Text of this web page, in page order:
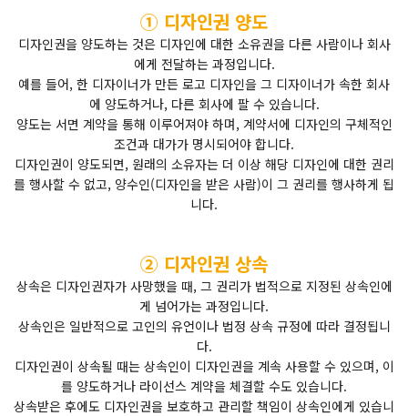
① 디자인권 양도
디자인권을 양도하는 것은 디자인에 대한 소유권을 다른 사람이나 회사
에게 전달하는 과정입니다.
예를 들어, 한 디자이너가 만든 로고 디자인을 그 디자이너가 속한 회사
에 양도하거나, 다른 회사에 팔 수 있습니다.
양도는 서면 계약을 통해 이루어져야 하며, 계약서에 디자인의 구체적인
조건과 대가가 명시되어야 합니다.
디자인권이 양도되면, 원래의 소유자는 더 이상 해당 디자인에 대한 권리
를 행사할 수 없고, 양수인(디자인을 받은 사람)이 그 권리를 행사하게 됩
니다.
② 디자인권 상속
상속은 디자인권자가 사망했을 때, 그 권리가 법적으로 지정된 상속인에
게 넘어가는 과정입니다.
상속인은 일반적으로 고인의 유언이나 법정 상속 규정에 따라 결정됩니
다.
디자인권이 상속될 때는 상속인이 디자인권을 계속 사용할 수 있으며, 이
를 양도하거나 라이선스 계약을 체결할 수도 있습니다.
상속받은 후에도 디자인권을 보호하고 관리할 책임이 상속인에게 있습니